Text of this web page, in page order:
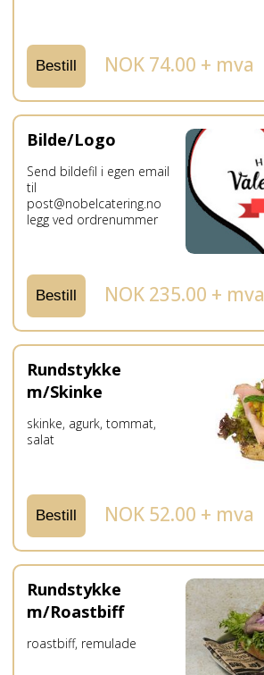
Bestill NOK 74.00 + mva
Bilde/Logo
Send bildefil i egen email
til
post@nobelcatering.no
legg ved ordrenummer
Bestill NOK 235.00 + mva
Rundstykke
m/Skinke
skinke, agurk, tommat,
salat
Bestill NOK 52.00 + mva
Rundstykke
m/Roastbiff
roastbiff, remulade